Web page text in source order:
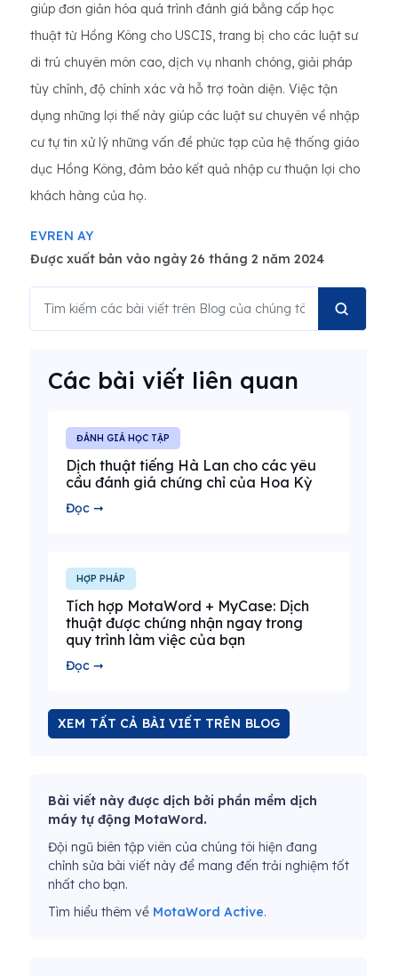
giúp đơn giản hóa quá trình đánh giá bằng cấp học
thuật từ Hồng Kông cho USCIS, trang bị cho các luật sư
di trú chuyên môn cao, dịch vụ nhanh chóng, giải pháp
tùy chỉnh, độ chính xác và hỗ trợ toàn diện. Việc tận
dụng những lợi thế này giúp các luật sư chuyên về nhập
cư tự tin xử lý những vấn đề phức tạp của hệ thống giáo
dục Hồng Kông, đảm bảo kết quả nhập cư thuận lợi cho
khách hàng của họ.
EVREN AY
Được xuất bản vào ngày 26 tháng 2 năm 2024
Các bài viết liên quan
ĐÁNH GIÁ HỌC TẬP
Dịch thuật tiếng Hà Lan cho các yêu
cầu đánh giá chứng chỉ của Hoa Kỳ
Đọc ➞
HỢP PHÁP
Tích hợp MotaWord + MyCase: Dịch
thuật được chứng nhận ngay trong
quy trình làm việc của bạn
Đọc ➞
XEM TẤT CẢ BÀI VIẾT TRÊN BLOG
Bài viết này được dịch bởi phần mềm dịch
máy tự động MotaWord.
Đội ngũ biên tập viên của chúng tôi hiện đang
chỉnh sửa bài viết này để mang đến trải nghiệm tốt
nhất cho bạn.
Tìm hiểu thêm về MotaWord Active.